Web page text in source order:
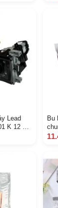
Lead
K 12 V
Bu